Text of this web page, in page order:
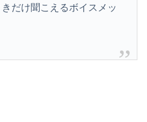
だけ聞こえるボイスメッ